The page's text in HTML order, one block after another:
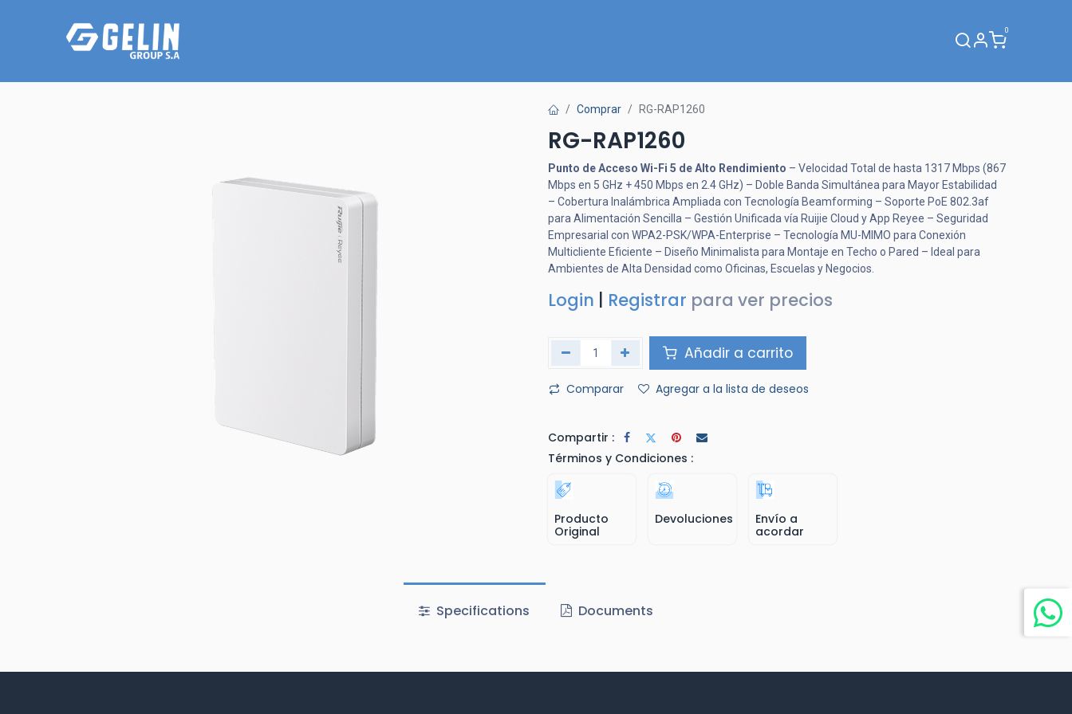
0
Comprar RG-RAP1260
RG-RAP1260
Punto de Acceso Wi-Fi 5 de Alto Rendimiento – Velocidad Total de hasta 1317 Mbps (867
Mbps en 5 GHz + 450 Mbps en 2.4 GHz) – Doble Banda Simultánea para Mayor Estabilidad
– Cobertura Inalámbrica Ampliada con Tecnología Beamforming – Soporte PoE 802.3af
para Alimentación Sencilla – Gestión Unificada vía Ruijie Cloud y App Reyee – Seguridad
Empresarial con WPA2-PSK/WPA-Enterprise – Tecnología MU-MIMO para Conexión
Multicliente Eficiente – Diseño Minimalista para Montaje en Techo o Pared – Ideal para
Ambientes de Alta Densidad como Oficinas, Escuelas y Negocios.
Login Registrar para ver precios
Añadir a carrito
Comparar Agregar a la lista de deseos
Compartir :
Términos y Condiciones :
Producto
Original
Devoluciones
Envío a
acordar
Specifications Documents